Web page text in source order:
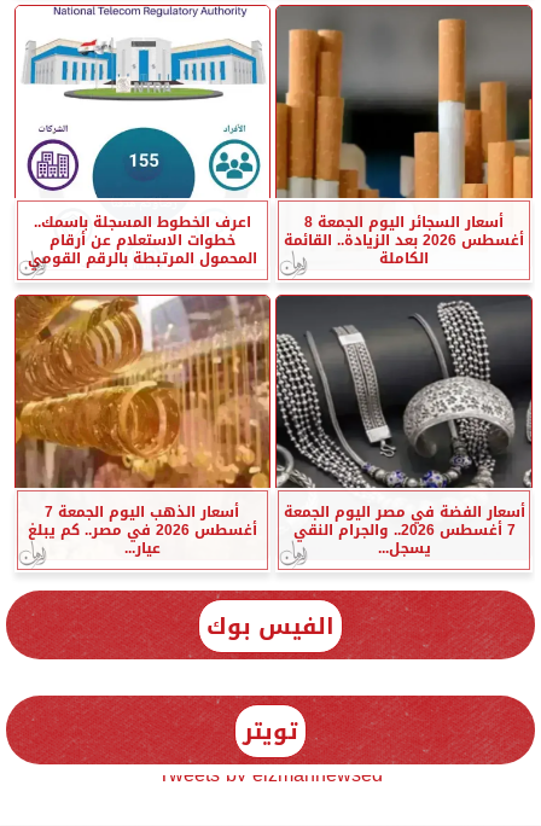
أسعار السجائر اليوم الجمعة 8
أغسطس 2026 بعد الزيادة.. القائمة
الكاملة
اعرف الخطوط المسجلة باسمك..
خطوات الاستعلام عن أرقام
المحمول المرتبطة بالرقم القومي
أسعار الفضة في مصر اليوم الجمعة
7 أغسطس 2026.. والجرام النقي
يسجل...
أسعار الذهب اليوم الجمعة 7
أغسطس 2026 في مصر.. كم يبلغ
عيار...
الفيس بوك
تويتر
Tweets by elzmannewseg